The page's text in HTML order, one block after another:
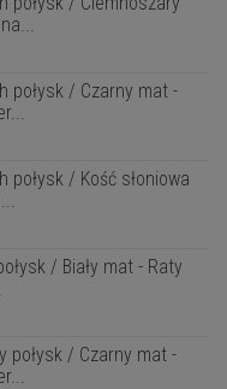
połysk / Czarny mat -
połysk / Kość słoniowa
/ Biały mat - Raty
połysk / Czarny mat -